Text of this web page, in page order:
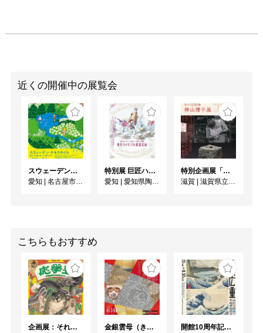
近くの開催中の展覧会
スウェーデン・テキスタイル 暮らしと自然に息づく北欧デザイン
愛知
名古屋市美術館
特別展 巨匠ハインツ・ヴェルナーの描いた物語（メルヘン） ー現代マイセンの磁器芸術ー
愛知
愛知県陶磁美術館
特別企画展「炎との対話から 私の自然釉－神山清子展」
滋賀
滋賀県立陶芸の森
こちらもおすすめ
企画展：それいけ！ 応挙塾 －円山応挙とその弟子たち－
金銀雲母（きら）きら ーかがやきの日本美術ー
開館10周年記念 「北斎 広重 ふたりの富士、それぞれの富士」